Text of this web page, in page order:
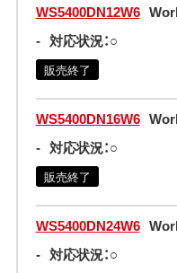
WS5400DN12W6
- 対応状況：○
販売終了
WS5400DN16W6
- 対応状況：○
販売終了
WS5400DN24W6
- 対応状況：○